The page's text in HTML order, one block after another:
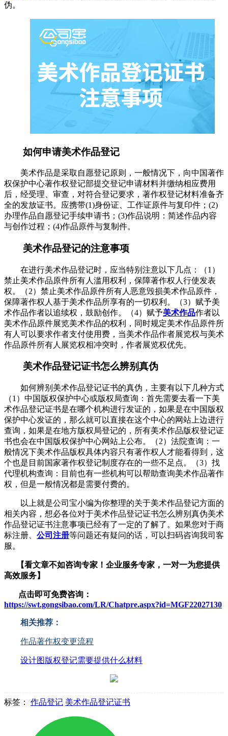
伪。
如何申请美术作品登记
美术作品是采取自愿登记原则，一般情况下，向中国著作
权保护中心著作权登记部提交登记申请材料并缴纳相应费用
后，经受理、审查，对符合登记要求，著作权登记材料准备齐
全的发放证书。应携带(1)身份证、工作证原件与复印件；(2)
办理作品自愿登记手续申请书；(3)作品说明：简述作品内容
与创作过程；(4)作品原件与复制件。
美术作品登记的注意事项
在进行美术作品登记时，应当特别注意以下几点：（1）
禁止美术作品原件所有人滥用权利，保障著作权人行使发表
权。（2）禁止美术作品原件所有人恶意毁损美术作品原件，
保障著作权人基于美术作品所享有的一切权利。（3）赋予美
术作品作者以追续权，鼓励创作。（4）赋予美术作品作者以
美术作品原件展览美术作品的权利，同时规定美术作品原件所
有人可以要求作者支付使用费，当美术作品作者展览权与美术
作品原件所有人展览权相冲突时，作者展览权优先。
美术作品登记证书怎么辨别真伪
如何辨别美术作品登记证书的真伪，主要有以下几种方式
（1）中国版权保护中心或版权局查询：首先需要去看一下美
术作品登记证书是在哪个机构进行发证的，如果是在中国版权
保护中心发证的，那么就可以直接在这个中心的网站上边进行
查询，如果是在地方版权局登记的，所有美术作品版权登记证
书也会在中国版权保护中心网站上公布。（2）法院查询：一
般情况下美术作品版权具体内容只有著作权人才能看得到，这
个也是目前国家著作权登记制度存在的一些不足点。（3）找
代理机构查询：目前也有一些机构可以帮助查询美术作品著作
权，但是一般情况都是需要付费的。
以上就是公司宝小编为你整理的关于美术作品登记方面的
相关内容，想必各位对于美术作品登记证书怎么辨别真伪美术
作品登记证书注意事项已经有了一定的了解了。如果您对于商
标注册、 公司注册等问题还有疑问的话，可以扫码咨询我司客
服。
【看文章不如咨询专家！企业服务专家，一对一为您提供
高效服务】
点击即可免费咨询：
https://swt.gongsibao.com/LR/Chatpre.aspx?id=MGF22027130
相关推荐：
作品著作权变更流程
设计图版权登记需要提供什么材料
标签： 作品登记 美术作品登记证书